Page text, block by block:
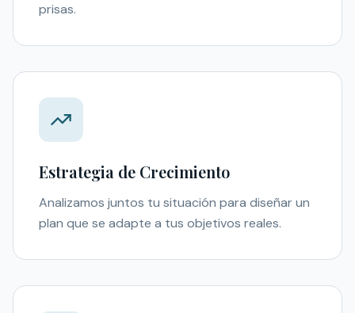
prisas.
Estrategia de Crecimiento
Analizamos juntos tu situación para diseñar un
plan que se adapte a tus objetivos reales.